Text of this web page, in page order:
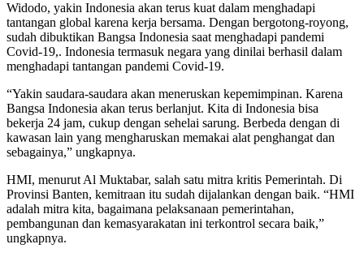
Widodo, yakin Indonesia akan terus kuat dalam menghadapi
tantangan global karena kerja bersama. Dengan bergotong-royong,
sudah dibuktikan Bangsa Indonesia saat menghadapi pandemi
Covid-19,. Indonesia termasuk negara yang dinilai berhasil dalam
menghadapi tantangan pandemi Covid-19.
“Yakin saudara-saudara akan meneruskan kepemimpinan. Karena
Bangsa Indonesia akan terus berlanjut. Kita di Indonesia bisa
bekerja 24 jam, cukup dengan sehelai sarung. Berbeda dengan di
kawasan lain yang mengharuskan memakai alat penghangat dan
sebagainya,” ungkapnya.
HMI, menurut Al Muktabar, salah satu mitra kritis Pemerintah. Di
Provinsi Banten, kemitraan itu sudah dijalankan dengan baik. “HMI
adalah mitra kita, bagaimana pelaksanaan pemerintahan,
pembangunan dan kemasyarakatan ini terkontrol secara baik,”
ungkapnya.